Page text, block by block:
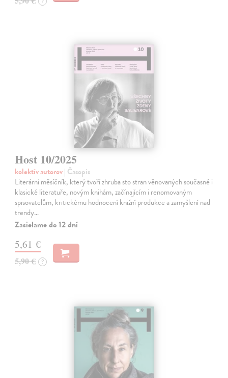
Host 10/2025
kolektív autorov| Časopis
Literární měsíčník, který tvoří zhruba sto stran věnovaných současné i
klasické literatuře, novým knihám, začínajícím i renomovaným
spisovatelům, kritickému hodnocení knižní produkce a zamyšlení nad
trendy…
Zasielame do 12 dní
5,61 €
5,90 € ?